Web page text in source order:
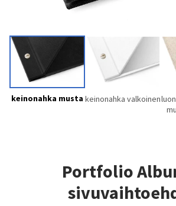
keinonahka musta keinonahka valkoinen
Portfolio